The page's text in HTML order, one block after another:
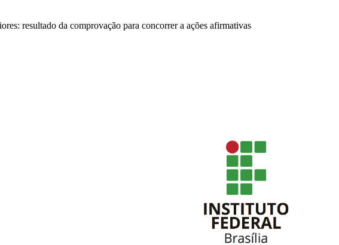
resultado da comprovação para concorrer a ações afirmativas